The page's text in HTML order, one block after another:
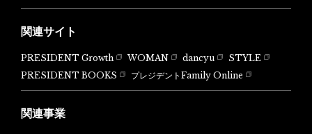
関連サイト
PRESIDENT Growth WOMAN dancyu
STYLE
PRESIDENT BOOKS
プレジデントFamily Online
関連事業